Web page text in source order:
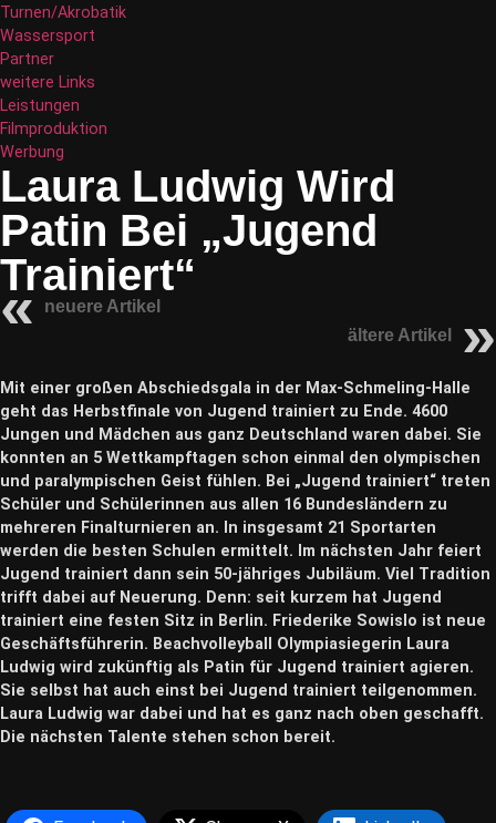
Turnen/Akrobatik
Wassersport
Partner
weitere Links
Leistungen
Filmproduktion
Werbung
Laura Ludwig Wird
Patin Bei „Jugend
Trainiert“
neuere Artikel
ältere Artikel
Mit einer großen Abschiedsgala in der Max-Schmeling-Halle
geht das Herbstfinale von Jugend trainiert zu Ende. 4600
Jungen und Mädchen aus ganz Deutschland waren dabei. Sie
konnten an 5 Wettkampftagen schon einmal den olympischen
und paralympischen Geist fühlen. Bei „Jugend trainiert“ treten
Schüler und Schülerinnen aus allen 16 Bundesländern zu
mehreren Finalturnieren an. In insgesamt 21 Sportarten
werden die besten Schulen ermittelt. Im nächsten Jahr feiert
Jugend trainiert dann sein 50-jähriges Jubiläum. Viel Tradition
trifft dabei auf Neuerung. Denn: seit kurzem hat Jugend
trainiert eine festen Sitz in Berlin. Friederike Sowislo ist neue
Geschäftsführerin. Beachvolleyball Olympiasiegerin Laura
Ludwig wird zukünftig als Patin für Jugend trainiert agieren.
Sie selbst hat auch einst bei Jugend trainiert teilgenommen.
Laura Ludwig war dabei und hat es ganz nach oben geschafft.
Die nächsten Talente stehen schon bereit.